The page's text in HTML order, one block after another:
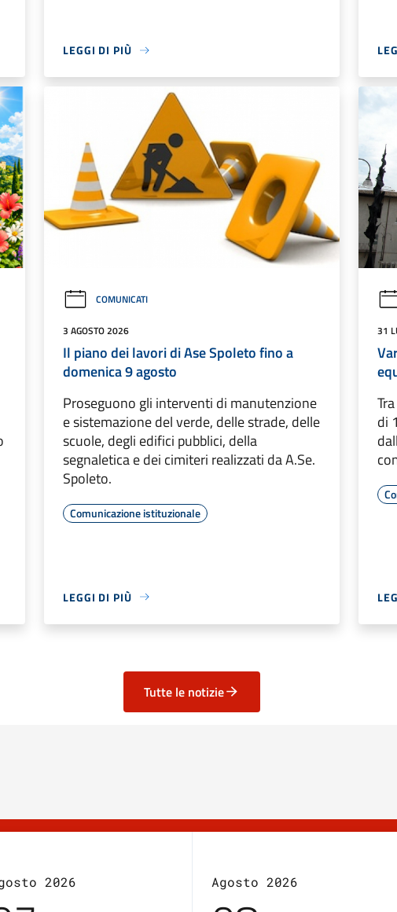
LEGGI DI PIÙ
COMUNICATI
3 AGOSTO 2026
Il piano dei lavori di Ase Spoleto fino a
domenica 9 agosto
Proseguono gli interventi di manutenzione
e sistemazione del verde, delle strade, delle
scuole, degli edifici pubblici, della
segnaletica e dei cimiteri realizzati da A.Se.
Spoleto.
Comunicazione istituzionale
LEGGI DI PIÙ
31
di
Tutte le notizie
2026 Agosto 2026